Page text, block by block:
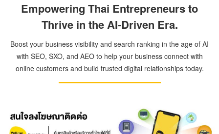
Empowering Thai Entrepreneurs to
Thrive in the AI-Driven Era.
Boost your business visibility and search ranking in the age of AI
with SEO, SXO, and AEO to help your business connect with
online customers and build trusted digital relationships today.